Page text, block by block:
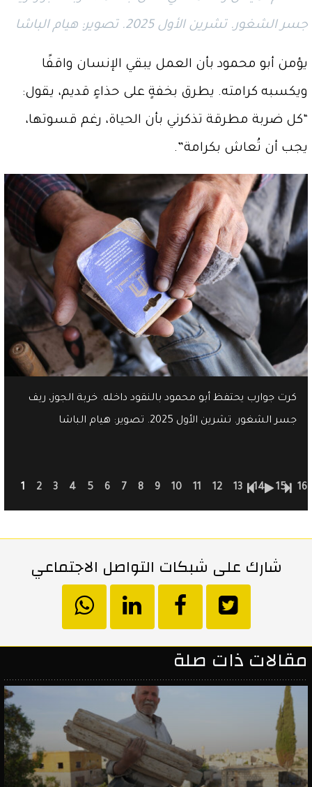
جسر الشغور. تشرين الأول 2025. تصوير: هيام الباشا
يؤمن أبو محمود بأن العمل يبقي الإنسان واقفًا
ويكسبه كرامته. يطرق بخفةٍ على حذاءٍ قديم، يقول:
“كل ضربة مطرقة تذكرني بأن الحياة، رغم قسوتها،
يجب أن تُعاش بكرامة”.
كرت جوارب يحتفظ أبو محمود بالنقود داخله. خربة الجوز، ريف
جسر الشغور. تشرين الأول 2025. تصوير: هيام الباشا
1 2 3 4 5 6 7 8 9 10 11 12 13 14 15 16
شارك على شبكات التواصل الاجتماعي
انشر
على
انشر
في
الفيسبوك
انشر
على
إن
مقالات ذات صلة